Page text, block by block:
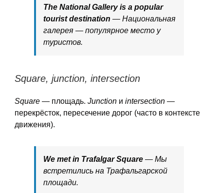
The National Gallery is a popular
tourist destination — Национальная
галерея — популярное место у
туристов.
Square, junction, intersection
Square — площадь. Junction и intersection —
перекрёсток, пересечение дорог (часто в контексте
движения).
We met in Trafalgar Square — Мы
встретились на Трафальгарской
площади.